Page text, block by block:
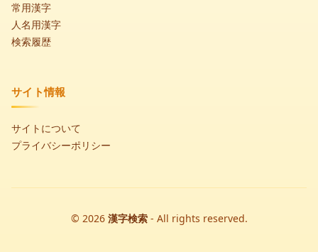
常用漢字
人名用漢字
検索履歴
サイト情報
サイトについて
プライバシーポリシー
© 2026 漢字検索- All rights reserved.